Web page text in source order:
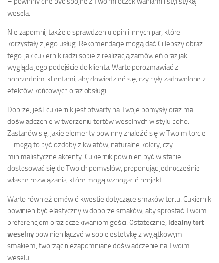
wesela.
Nie zapomnij także o sprawdzeniu opinii innych par, które
korzystały z jego usług. Rekomendacje mogą dać Ci lepszy obraz
tego, jak cukiernik radzi sobie z realizacją zamówień oraz jak
wygląda jego podejście do klienta. Warto porozmawiać z
poprzednimi klientami, aby dowiedzieć się, czy były zadowolone z
efektów końcowych oraz obsługi.
Dobrze, jeśli cukiernik jest otwarty na Twoje pomysły oraz ma
doświadczenie w tworzeniu tortów weselnych w stylu boho.
Zastanów się, jakie elementy powinny znaleźć się w Twoim torcie
– mogą to być ozdoby z kwiatów, naturalne kolory, czy
minimalistyczne akcenty. Cukiernik powinien być w stanie
dostosować się do Twoich pomysłów, proponując jednocześnie
własne rozwiązania, które mogą wzbogacić projekt.
Warto również omówić kwestie dotyczące smaków tortu. Cukiernik
powinien być elastyczny w doborze smaków, aby sprostać Twoim
preferencjom oraz oczekiwaniom gości. Ostatecznie, idealny tort
weselny powinien łączyć w sobie estetykę z wyjątkowym
smakiem, tworząc niezapomniane doświadczenie na Twoim
weselu.